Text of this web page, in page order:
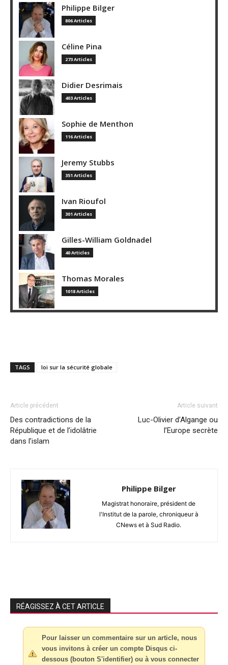
Philippe Bilger
806 Articles
Céline Pina
273 Articles
Didier Desrimais
403 Articles
Sophie de Menthon
116 Articles
Jeremy Stubbs
351 Articles
Ivan Rioufol
301 Articles
Gilles-William Goldnadel
40 Articles
Thomas Morales
1018 Articles
TAGS loi sur la sécurité globale
Article précédent
Des contradictions de la
République et de l’idolâtrie
dans l’islam
Article suivant
Luc-Olivier d’Algange ou
l’Europe secrète
Philippe Bilger
Magistrat honoraire, président de
l'Institut de la parole, chroniqueur à
CNews et à Sud Radio.
RÉAGISSEZ À CET ARTICLE
Pour laisser un commentaire sur un article, nous
vous invitons à créer un compte Disqus ci-
dessous (bouton S'identifier) ou à vous connecter